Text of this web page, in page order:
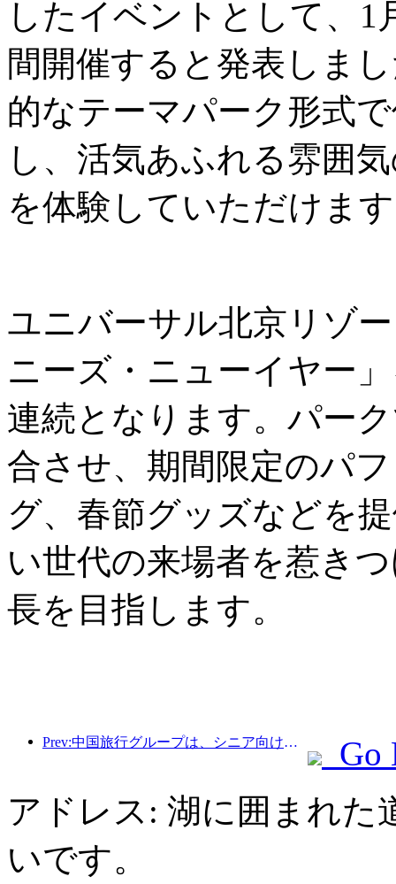
したイベントとして、1
間開催すると発表しま
的なテーマパーク形式
し、活気あふれる雰囲
を体験していただけま
ユニバーサル北京リゾ
ニーズ・ニューイヤー
連続となります。パー
合させ、期間限定のパ
グ、春節グッズなどを
い世代の来場者を惹き
長を目指します。
Prev:中国旅行グループは、シニア向け観光市場への進出を目指して「China Travel Good Times」ブランドを立ち上げた。
Go
アドレス: 湖に囲まれた
いです。